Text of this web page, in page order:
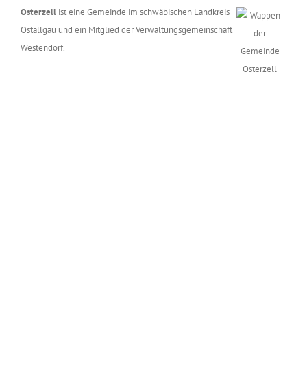
Osterzell ist eine Gemeinde im schwäbischen Landkreis
Ostallgäu und ein Mitglied der Verwaltungsgemeinschaft
Westendorf.